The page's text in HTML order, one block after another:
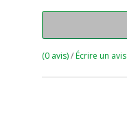
(0 avis)/Écrire un avis